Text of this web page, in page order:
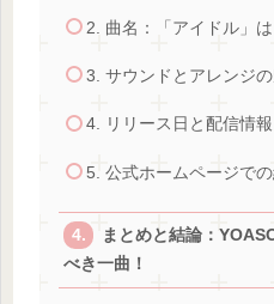
2. 曲名：「アイドル」
3. サウンドとアレンジの
4. リリース日と配信情報
5. 公式ホームページで
まとめと結論：
べき一曲！